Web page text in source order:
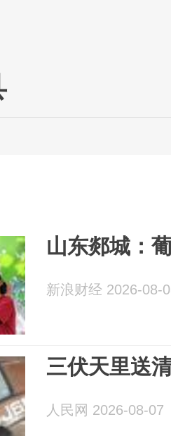
山东郯城：
新浪财经 2026-08-
三伏天里送
人民网 2026-08-07